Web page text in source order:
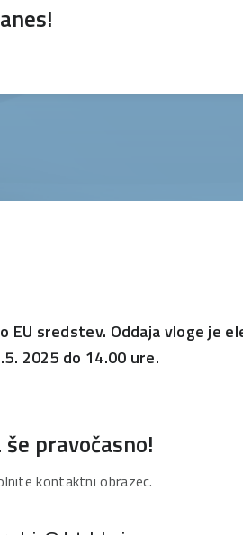
sredstev. Oddaja vloge je
2025 do 14.00 ure.
pravočasno!
kontaktni obrazec.